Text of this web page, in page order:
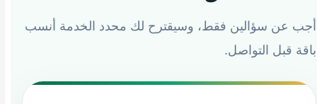
أجب عن سؤالين فقط، وسيقترح لك محدد الخدمة أنسب
باقة قبل التواصل.